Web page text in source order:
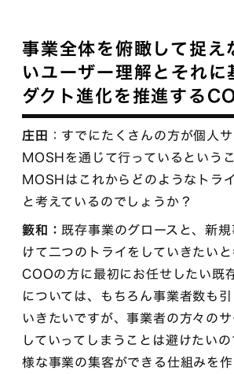
事業全体を俯瞰して捉え
いユーザー理解とそれに
ダクト進化を推進する
庄田 ：すでにたくさんの方が個人
MOSHを通じて行っているというこ
MOSHはこれからどのようなトラ
と考えているのでしょうか？
籔和：既存事業のグロースと、新
けて二つのトライをしていきたいと
COOの方に最初にお任せしたい既
については、もちろん事業者数も
いきたいですが、事業者の方々の
していってしまうことは避けたい
様な事業の集客ができる仕組みを